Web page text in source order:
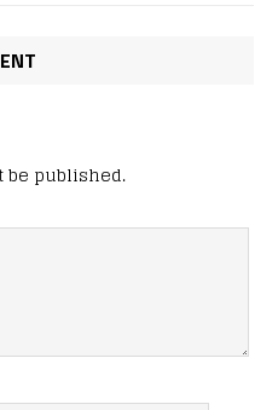
published.